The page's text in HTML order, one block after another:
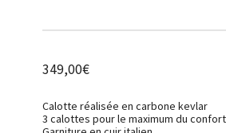
349,00€
Calotte réaliséeen carbone kevlar
3 calottes pour le maximum du confort